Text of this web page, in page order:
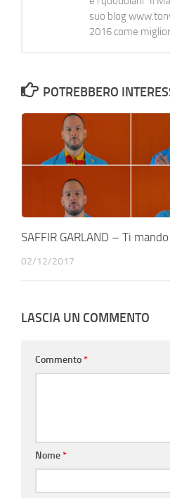
suo blog
2016 come
POTREBBERO
SAFFIR GARLAND – Ti
02/12/2017
LASCIA UN COMMENTO
Commento*
Nome*